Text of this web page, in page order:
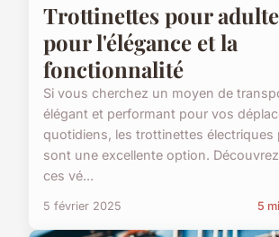
Trottinettes pour
pour l'élégance et la
fonctionnalité
Si vous cherchez un moyen de
élégant et performant pour vos
quotidiens, les trottinettes électriques
sont une excellente option.
ces vé...
5 février 2025 5